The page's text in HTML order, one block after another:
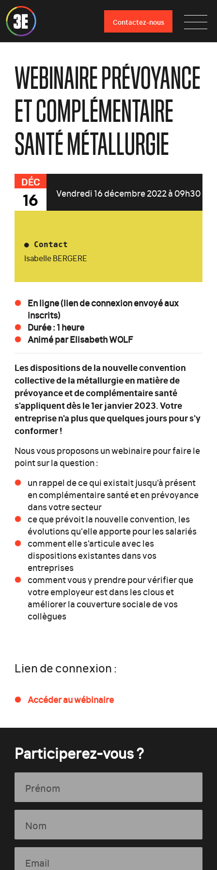
Contactez-nous
WEBINAIRE PRÉVOYANCE
ET COMPLÉMENTAIRE
SANTÉ MÉTALLURGIE
DÉC
16 Vendredi 16 décembre 2022 à 09h30
●Contact
Isabelle BERGERE
En ligne (lien de connexion envoyé aux
inscrits)
Durée : 1 heure
Animé par Elisabeth WOLF
Les dispositions de la nouvelle convention
collective de la métallurgie en matière de
prévoyance et de complémentaire santé
s'appliquent dès le 1er janvier 2023. Votre
entreprise n'a plus que quelques jours pour s'y
conformer !
Nous vous proposons un webinaire pour faire le
point sur la question :
un rappel de ce qui existait jusqu'à présent
en complémentaire santé et en prévoyance
dans votre secteur
ce que prévoit la nouvelle convention, les
évolutions qu'elle apporte pour les salariés
comment elle s'articule avec les
dispositions existantes dans vos
entreprises
comment vous y prendre pour vérifier que
votre employeur est dans les clous et
améliorer la couverture sociale de vos
collègues
Lien de connexion :
Accéder au wébinaire
Participerez-vous ?
Prénom
Nom
Email